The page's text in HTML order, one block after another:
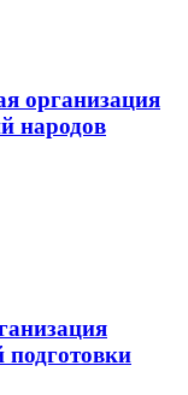
организация
народов